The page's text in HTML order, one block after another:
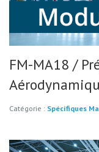
FM-MA18 /
Catégorie : Spécifiques